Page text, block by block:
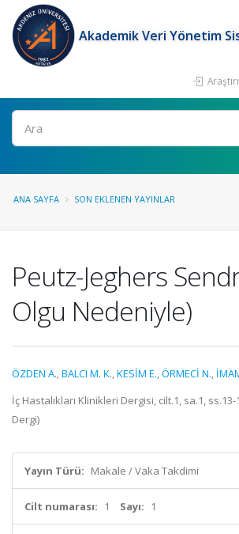
Akademik Veri Yönetim
Ara
ANA SAYFA SON EKLENEN YAYINLAR
Peutz-Jeghers
Olgu Nedeniyle)
ÖZDEN A.,BALCI M. K.,KESİM E.,ÖRMECİ N.,
İç Hastalıkları Klinikleri Dergisi, cilt.1, sa.1,
Dergi)
Yayın Türü: Makale / Vaka Takdimi
Cilt numarası: 1 Sayı: 1